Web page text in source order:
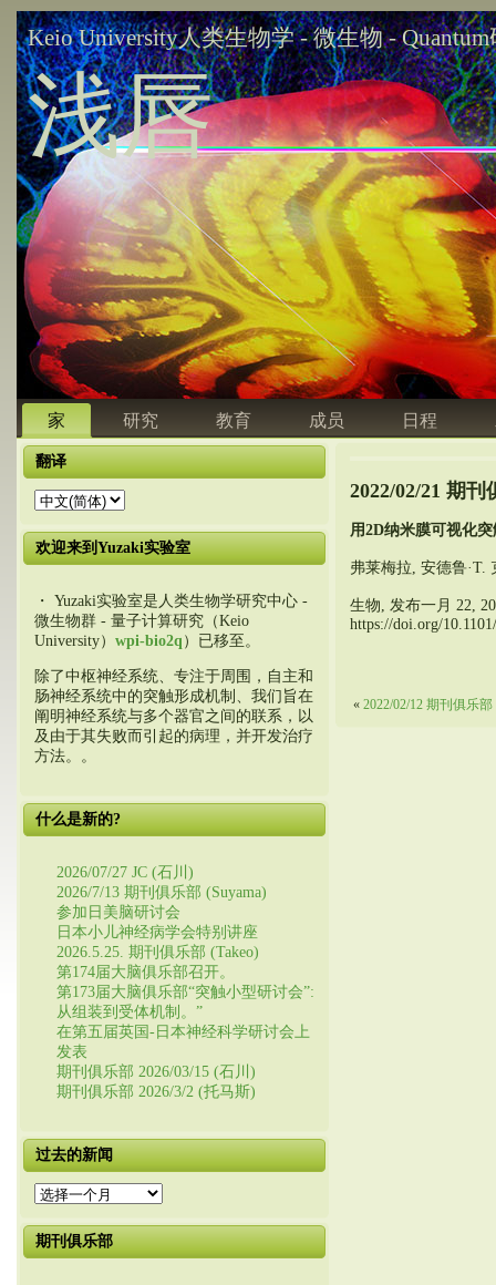
Keio University人类生物学 - 微生物 -
浅唇
家 研究 教育 成员 日程
翻译
欢迎来到Yuzaki实验室
・ Yuzaki实验室是人类生物学研究中心 -
微生物群 - 量子计算研究（Keio
University） wpi-bio2q ）已移至。
除了中枢神经系统、专注于周围，自主和
肠神经系统中的突触形成机制、我们旨在
阐明神经系统与多个器官之间的联系，以
及由于其失败而引起的病理，并开发治疗
方法。。
什么是新的?
2026/07/27 JC (石川)
2026/7/13 期刊俱乐部 (Suyama)
参加日美脑研讨会
日本小儿神经病学会特别讲座
2026.5.25. 期刊俱乐部 (Takeo)
第174届大脑俱乐部召开。
第173届大脑俱乐部“突触小型研讨会”:
从组装到受体机制。”
在第五届英国-日本神经科学研讨会上
发表
期刊俱乐部 2026/03/15 (石川)
期刊俱乐部 2026/3/2 (托马斯)
过去的新闻
过
的
新
期刊俱乐部
2022/02/21 期刊
用2D纳米膜可视化
弗莱梅拉, 安德鲁·T.
生物, 发布一月 22,
https://doi.org/
« 2022/02/12 期刊俱乐部